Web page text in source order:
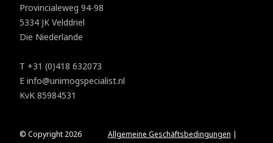
Provincialeweg 94-98
5334 JK Velddriel
Die Niederlande
T +31 (0)418 632073
E info@unimogspecialist.nl
KvK 85984531
© Copyright 2026
Allgemeine Geschäftsbedingungen